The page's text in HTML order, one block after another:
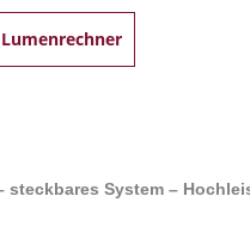
Lumenrechner
steckbares System –